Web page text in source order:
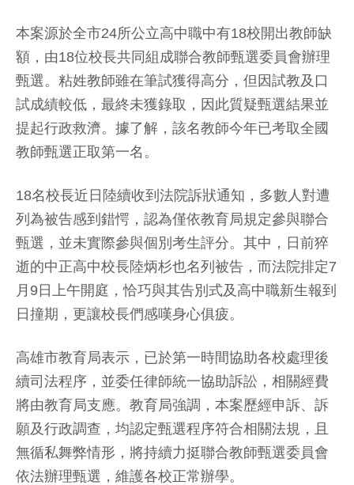
本案源於全市24所公立高中職中有18校開出教師缺
額，由18位校長共同組成聯合教師甄選委員會辦理
甄選。粘姓教師雖在筆試獲得高分，但因試教及口
試成績較低，最終未獲錄取，因此質疑甄選結果並
提起行政救濟。據了解，該名教師今年已考取全國
教師甄選正取第一名。
18名校長近日陸續收到法院訴狀通知，多數人對遭
列為被告感到錯愕，認為僅依教育局規定參與聯合
甄選，並未實際參與個別考生評分。其中，日前猝
逝的中正高中校長陸炳杉也名列被告，而法院排定7
月9日上午開庭，恰巧與其告別式及高中職新生報到
日撞期，更讓校長們感嘆身心俱疲。
高雄市教育局表示，已於第一時間協助各校處理後
續司法程序，並委任律師統一協助訴訟，相關經費
將由教育局支應。教育局強調，本案歷經申訴、訴
願及行政調查，均認定甄選程序符合相關法規，且
無循私舞弊情形，將持續力挺聯合教師甄選委員會
依法辦理甄選，維護各校正常辦學。